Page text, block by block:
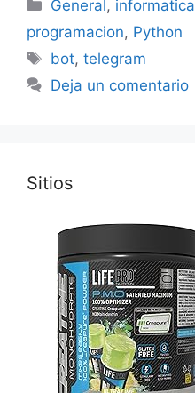
General, informatica
programacion, Python
Etiquetas
bot,telegram
Deja un comentario
Sitios